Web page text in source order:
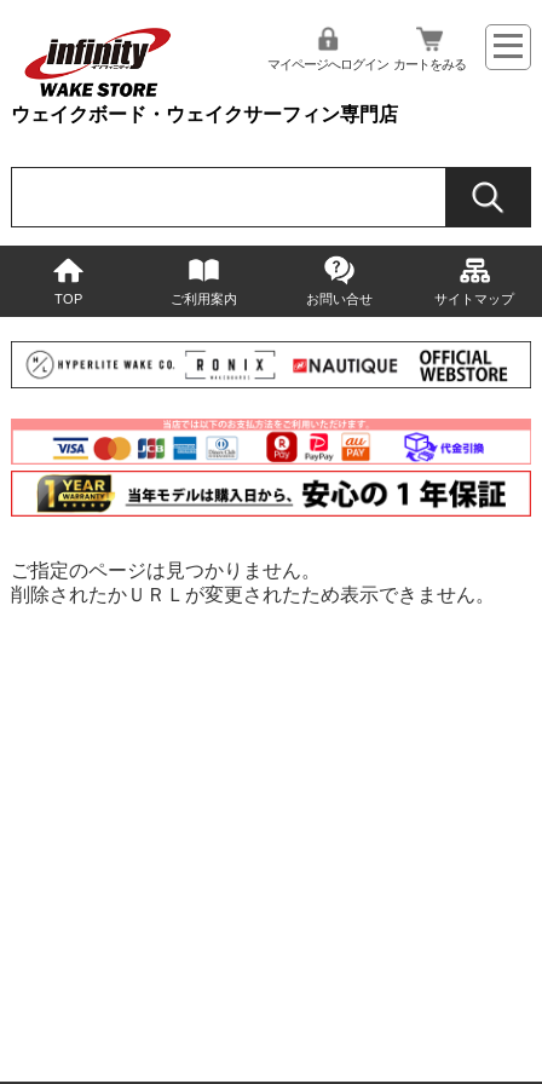
ウェイクボード・ウェイクサーフィン専門店
マイページへログイン カートをみる
TOP ご利用案内 お問い合せ サイトマップ
ご指定のページは見つかりません。
削除されたかＵＲＬが変更されたため表示できません。